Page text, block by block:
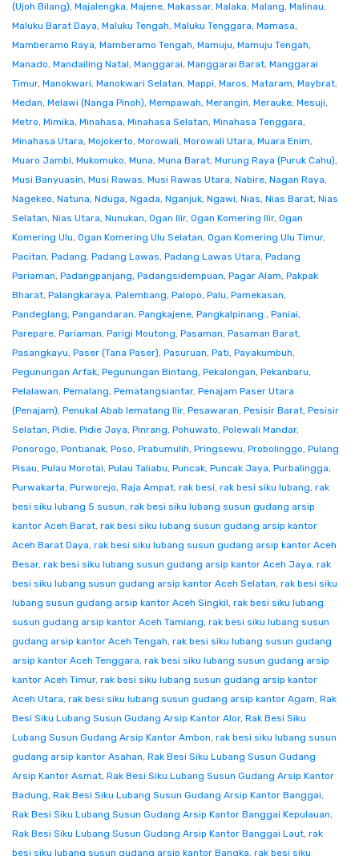
(Ujoh Bilang), Majalengka, Majene, Makassar, Malaka, Malang, Malinau,
Maluku Barat Daya, Maluku Tengah, Maluku Tenggara, Mamasa,
Mamberamo Raya, Mamberamo Tengah, Mamuju, Mamuju Tengah,
Manado, Mandailing Natal, Manggarai, Manggarai Barat, Manggarai
Timur, Manokwari, Manokwari Selatan, Mappi, Maros, Mataram, Maybrat,
Medan, Melawi (Nanga Pinoh), Mempawah, Merangin, Merauke, Mesuji,
Metro, Mimika, Minahasa, Minahasa Selatan, Minahasa Tenggara,
Minahasa Utara, Mojokerto, Morowali, Morowali Utara, Muara Enim,
Muaro Jambi, Mukomuko, Muna, Muna Barat, Murung Raya (Puruk Cahu),
Musi Banyuasin, Musi Rawas, Musi Rawas Utara, Nabire, Nagan Raya,
Nagekeo, Natuna, Nduga, Ngada, Nganjuk, Ngawi, Nias, Nias Barat, Nias
Selatan, Nias Utara, Nunukan, Ogan Ilir, Ogan Komering Ilir, Ogan
Komering Ulu, Ogan Komering Ulu Selatan, Ogan Komering Ulu Timur,
Pacitan, Padang, Padang Lawas, Padang Lawas Utara, Padang
Pariaman, Padangpanjang, Padangsidempuan, Pagar Alam, Pakpak
Bharat, Palangkaraya, Palembang, Palopo, Palu, Pamekasan,
Pandeglang, Pangandaran, Pangkajene, Pangkalpinang., Paniai,
Parepare, Pariaman, Parigi Moutong, Pasaman, Pasaman Barat,
Pasangkayu, Paser (Tana Paser), Pasuruan, Pati, Payakumbuh,
Pegunungan Arfak, Pegunungan Bintang, Pekalongan, Pekanbaru,
Pelalawan, Pemalang, Pematangsiantar, Penajam Paser Utara
(Penajam), Penukal Abab lematang Ilir, Pesawaran, Pesisir Barat, Pesisir
Selatan, Pidie, Pidie Jaya, Pinrang, Pohuwato, Polewali Mandar,
Ponorogo, Pontianak, Poso, Prabumulih, Pringsewu, Probolinggo, Pulang
Pisau, Pulau Morotai, Pulau Taliabu, Puncak, Puncak Jaya, Purbalingga,
Purwakarta, Purworejo, Raja Ampat, rak besi, rak besi siku lubang, rak
besi siku lubang 5 susun, rak besi siku lubang susun gudang arsip
kantor Aceh Barat, rak besi siku lubang susun gudang arsip kantor
Aceh Barat Daya, rak besi siku lubang susun gudang arsip kantor Aceh
Besar, rak besi siku lubang susun gudang arsip kantor Aceh Jaya, rak
besi siku lubang susun gudang arsip kantor Aceh Selatan, rak besi siku
lubang susun gudang arsip kantor Aceh Singkil, rak besi siku lubang
susun gudang arsip kantor Aceh Tamiang, rak besi siku lubang susun
gudang arsip kantor Aceh Tengah, rak besi siku lubang susun gudang
arsip kantor Aceh Tenggara, rak besi siku lubang susun gudang arsip
kantor Aceh Timur, rak besi siku lubang susun gudang arsip kantor
Aceh Utara, rak besi siku lubang susun gudang arsip kantor Agam, Rak
Besi Siku Lubang Susun Gudang Arsip Kantor Alor, Rak Besi Siku
Lubang Susun Gudang Arsip Kantor Ambon, rak besi siku lubang susun
gudang arsip kantor Asahan, Rak Besi Siku Lubang Susun Gudang
Arsip Kantor Asmat, Rak Besi Siku Lubang Susun Gudang Arsip Kantor
Badung, Rak Besi Siku Lubang Susun Gudang Arsip Kantor Banggai,
Rak Besi Siku Lubang Susun Gudang Arsip Kantor Banggai Kepulauan,
Rak Besi Siku Lubang Susun Gudang Arsip Kantor Banggai Laut, rak
besi siku lubang susun gudang arsip kantor Bangka, rak besi siku